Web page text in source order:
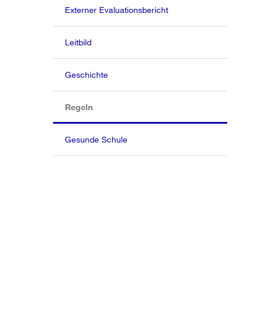
Externer Evaluationsbericht
Leitbild
Geschichte
Regeln(aktiv)
Gesunde Schule